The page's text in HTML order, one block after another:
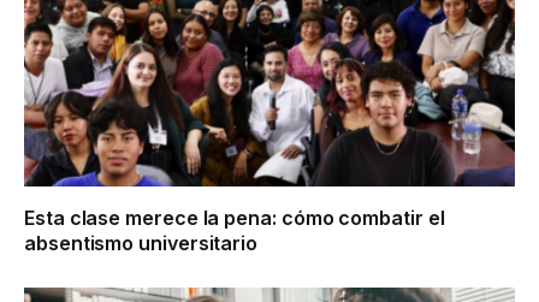
Esta clase merece la pena: cómo combatir el
absentismo universitario